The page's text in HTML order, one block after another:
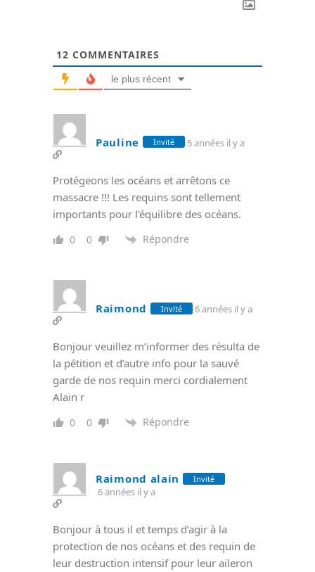
12 COMMENTAIRES
le plus récent
Pauline Invité 5 années il y a
Protégeons les océans et arrêtons ce
massacre !!! Les requins sont tellement
importants pour l’équilibre des océans.
0 0 Répondre
Raimond Invité 6 années il y a
Bonjour veuillez m’informer des résulta de
la pétition et d’autre info pour la sauvé
garde de nos requin merci cordialement
Alain r
0 0 Répondre
Raimond alain Invité
6 années il y a
Bonjour à tous il et temps d’agir à la
protection de nos océans et des requin de
leur destruction intensif pour leur aileron